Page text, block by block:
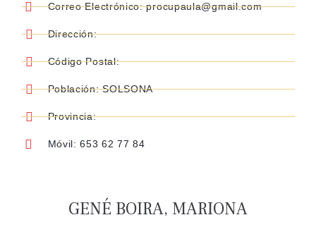
Correo Electrónico: procupaula@gmail.com
Dirección:
Código Postal:
Población: SOLSONA
Provincia:
Móvil: 653 62 77 84
GENÉ BOIRA, MARIONA